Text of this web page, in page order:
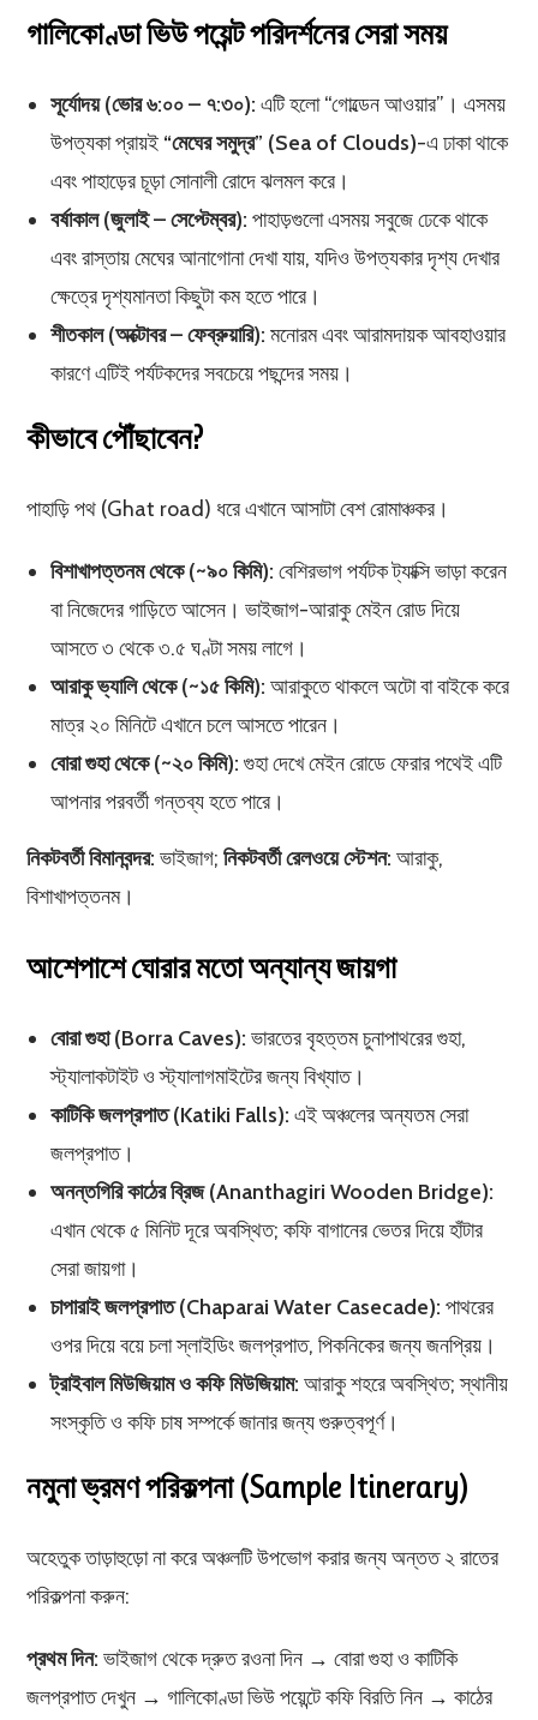
গালিকোণ্ডা ভিউ পয়েন্ট পরিদর্শনের সেরা সময়
সূর্যোদয় (ভোর ৬:০০ – ৭:৩০): এটি হলো “গোল্ডেন আওয়ার”। এসময়
উপত্যকা প্রায়ই “মেঘের সমুদ্র” (Sea of Clouds)-এ ঢাকা থাকে
এবং পাহাড়ের চূড়া সোনালী রোদে ঝলমল করে।
বর্ষাকাল (জুলাই – সেপ্টেম্বর): পাহাড়গুলো এসময় সবুজে ঢেকে থাকে
এবং রাস্তায় মেঘের আনাগোনা দেখা যায়, যদিও উপত্যকার দৃশ্য দেখার
ক্ষেত্রে দৃশ্যমানতা কিছুটা কম হতে পারে।
শীতকাল (অক্টোবর – ফেব্রুয়ারি): মনোরম এবং আরামদায়ক আবহাওয়ার
কারণে এটিই পর্যটকদের সবচেয়ে পছন্দের সময়।
কীভাবে পৌঁছাবেন?
পাহাড়ি পথ (Ghat road) ধরে এখানে আসাটা বেশ রোমাঞ্চকর।
বিশাখাপত্তনম থেকে (~৯০ কিমি): বেশিরভাগ পর্যটক ট্যাক্সি ভাড়া করেন
বা নিজেদের গাড়িতে আসেন। ভাইজাগ-আরাকু মেইন রোড দিয়ে
আসতে ৩ থেকে ৩.৫ ঘণ্টা সময় লাগে।
আরাকু ভ্যালি থেকে (~১৫ কিমি): আরাকুতে থাকলে অটো বা বাইকে করে
মাত্র ২০ মিনিটে এখানে চলে আসতে পারেন।
বোরা গুহা থেকে (~২০ কিমি): গুহা দেখে মেইন রোডে ফেরার পথেই এটি
আপনার পরবর্তী গন্তব্য হতে পারে।
নিকটবর্তী বিমানবন্দর: ভাইজাগ;নিকটবর্তী রেলওয়ে স্টেশন: আরাকু,
বিশাখাপত্তনম।
আশেপাশে ঘোরার মতো অন্যান্য জায়গা
বোরা গুহা (Borra Caves): ভারতের বৃহত্তম চুনাপাথরের গুহা,
স্ট্যালাকটাইট ও স্ট্যালাগমাইটের জন্য বিখ্যাত।
কাটিকি জলপ্রপাত (Katiki Falls): এই অঞ্চলের অন্যতম সেরা
জলপ্রপাত।
অনন্তগিরি কাঠের ব্রিজ (Ananthagiri Wooden Bridge):
এখান থেকে ৫ মিনিট দূরে অবস্থিত; কফি বাগানের ভেতর দিয়ে হাঁটার
সেরা জায়গা।
চাপারাই জলপ্রপাত (Chaparai Water Casecade): পাথরের
ওপর দিয়ে বয়ে চলা স্লাইডিং জলপ্রপাত, পিকনিকের জন্য জনপ্রিয়।
ট্রাইবাল মিউজিয়াম ও কফি মিউজিয়াম: আরাকু শহরে অবস্থিত; স্থানীয়
সংস্কৃতি ও কফি চাষ সম্পর্কে জানার জন্য গুরুত্বপূর্ণ।
নমুনা ভ্রমণ পরিকল্পনা (Sample Itinerary)
অহেতুক তাড়াহুড়ো না করে অঞ্চলটি উপভোগ করার জন্য অন্তত ২ রাতের
পরিকল্পনা করুন:
প্রথম দিন: ভাইজাগ থেকে দ্রুত রওনা দিন → বোরা গুহা ও কাটিকি
জলপ্রপাত দেখুন → গালিকোণ্ডা ভিউ পয়েন্টে কফি বিরতি নিন → কাঠের